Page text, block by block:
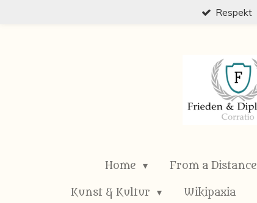
Respekt
Home From a Distance
Kunst & Kultur Wikipaxia